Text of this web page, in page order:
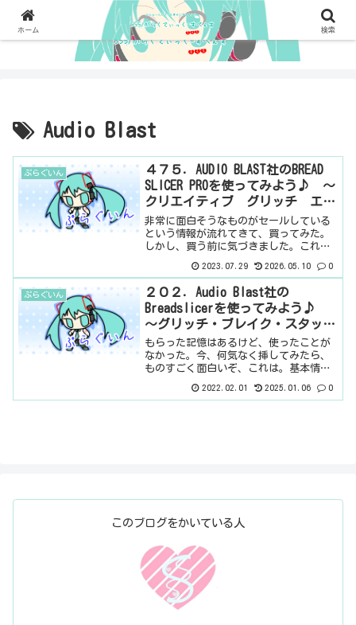
Audio Blast
ぷらぐいん
４７５．AUDIO BLAST社のBREAD
SLICER PROを使ってみよう♪ ～
クリエイティブ グリッチ エフ
ェクト～ 有料プラグイン
非常に面白そうなものがセールしている
という情報が流れてきて、買ってみた。
しかし、買う前に気づきました。これ
と有料版で見た目が全く違うやつ。それ
なのに、ちゃんと気づいた自分をほめて
あげたい（笑）さて、無料版...
2023.07.29 2026.05.10 0
ぷらぐいん
２０２．Audio Blast社の
Breadslicerを使ってみよう♪
～グリッチ・ブレイク・スタッタ
ー～ 無料プラグイン
もらった記憶はあるけど、使ったことが
なかった。今、何気なく挿してみたら、
ものすごく面白いぞ、これは。基本情報
法インストールファイルでインストール
2022.02.01 2025.01.06 0
このブログをかいている人
ホーム 検索